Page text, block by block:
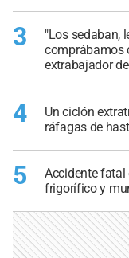
3
"Los sedaban,
comprábamos
extrabajador
4
Un ciclón
ráfagas de
5
Accidente fatal
frigorífico y